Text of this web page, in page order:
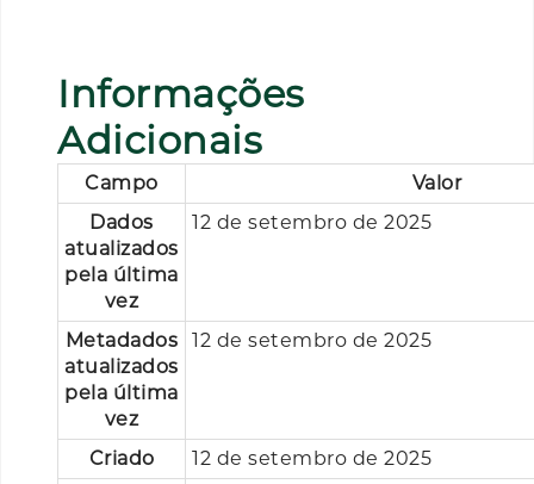
Informações
Adicionais
Campo
Valor
Dados
atualizados
pela última
vez
12 de setembro de 2025
Metadados
atualizados
pela última
vez
12 de setembro de 2025
Criado 12 de setembro de 2025